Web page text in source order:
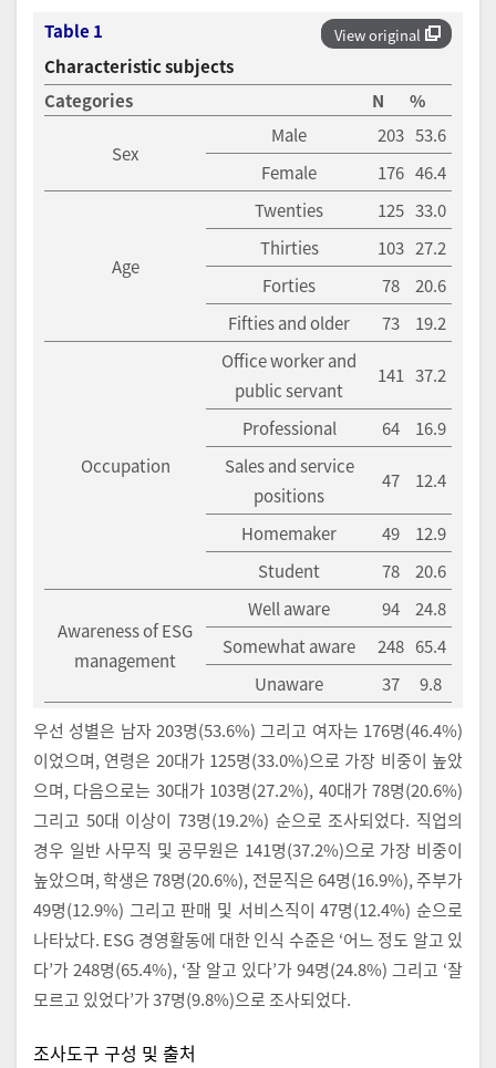
View original
Table 1
Characteristic subjects
Categories
N %
Sex
Male 203 53.6
Female
176 46.4
Age
Twenties 125 33.0
Thirties
103 27.2
Forties
78
20.6
Fifties and older
73 19.2
Occupation
Office worker and
public servant
141 37.2
Professional 64
16.9
Sales and service
positions
47 12.4
Homemaker 49
12.9
Student
78 20.6
Awareness of ESG
management
Well aware 94
24.8
Somewhat aware
248 65.4
Unaware
37
9.8
우선 성별은 남자 203명(53.6%) 그리고 여자는 176명(46.4%)
이었으며, 연령은 20대가 125명(33.0%)으로 가장 비중이 높았
으며, 다음으로는 30대가 103명(27.2%), 40대가 78명(20.6%)
그리고 50대 이상이 73명(19.2%) 순으로 조사되었다. 직업의
경우 일반 사무직 및 공무원은 141명(37.2%)으로 가장 비중이
높았으며, 학생은 78명(20.6%), 전문직은 64명(16.9%), 주부가
49명(12.9%) 그리고 판매 및 서비스직이 47명(12.4%) 순으로
나타났다. ESG 경영활동에 대한 인식 수준은 ‘어느 정도 알고 있
다’가 248명(65.4%), ‘잘 알고 있다’가 94명(24.8%) 그리고 ‘잘
모르고 있었다’가 37명(9.8%)으로 조사되었다.
조사도구 구성 및 출처